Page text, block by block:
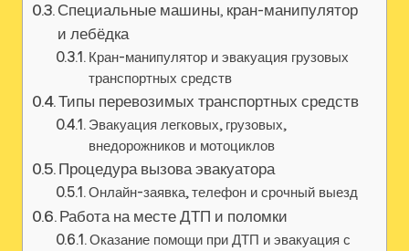
Специальные машины, кран-манипулятор
и лебёдка
Кран-манипулятор и эвакуация грузовых
транспортных средств
Типы перевозимых транспортных средств
Эвакуация легковых, грузовых,
внедорожников и мотоциклов
Процедура вызова эвакуатора
Онлайн-заявка, телефон и срочный выезд
Работа на месте ДТП и поломки
Оказание помощи при ДТП и эвакуация с